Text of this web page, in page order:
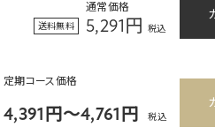
通常価格
送料無料 5,291円 税込
定期コース価格
4,391円～4,761円 税込